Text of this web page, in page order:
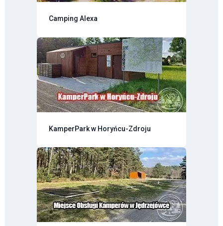
Camping Alexa
KamperPark w Horyńcu-Zdroju